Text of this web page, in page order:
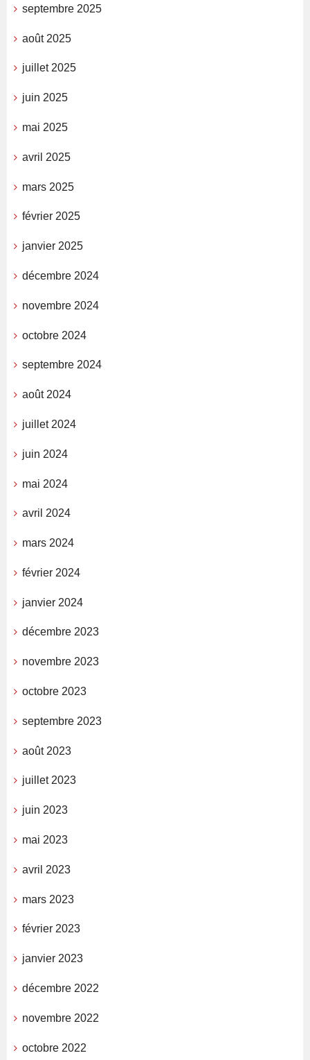
septembre 2025
août 2025
juillet 2025
juin 2025
mai 2025
avril 2025
mars 2025
février 2025
janvier 2025
décembre 2024
novembre 2024
octobre 2024
septembre 2024
août 2024
juillet 2024
juin 2024
mai 2024
avril 2024
mars 2024
février 2024
janvier 2024
décembre 2023
novembre 2023
octobre 2023
septembre 2023
août 2023
juillet 2023
juin 2023
mai 2023
avril 2023
mars 2023
février 2023
janvier 2023
décembre 2022
novembre 2022
octobre 2022